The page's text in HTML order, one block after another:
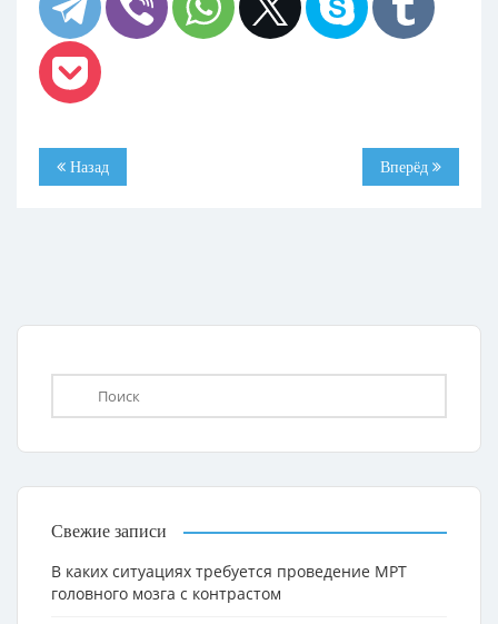
Назад Вперёд
Свежие записи
В каких ситуациях требуется проведение МРТ
головного мозга с контрастом